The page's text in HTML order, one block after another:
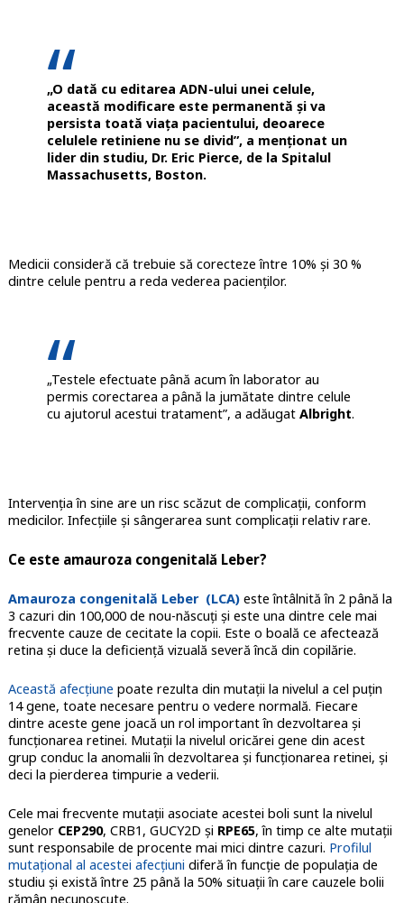
„O dată cu editarea ADN-ului unei celule,
această modificare este permanentă și va
persista toată viața pacientului, deoarece
celulele retiniene nu se divid”, a menționat un
lider din studiu, Dr. Eric Pierce, de la Spitalul
Massachusetts, Boston.
Medicii consideră că trebuie să corecteze între 10% și 30 %
dintre celule pentru a reda vederea pacienților.
„Testele efectuate până acum în laborator au
permis corectarea a până la jumătate dintre celule
cu ajutorul acestui tratament”, a adăugat Albright.
Intervenția în sine are un risc scăzut de complicații, conform
medicilor. Infecțiile și sângerarea sunt complicații relativ rare.
Ce este amauroza congenitală Leber?
Amauroza congenitală Leber (LCA) este întâlnită în 2 până la
3 cazuri din 100,000 de nou-născuți și este una dintre cele mai
frecvente cauze de cecitate la copii. Este o boală ce afectează
retina și duce la deficiență vizuală severă încă din copilărie.
Această afecțiune poate rezulta din mutații la nivelul a cel puțin
14 gene, toate necesare pentru o vedere normală. Fiecare
dintre aceste gene joacă un rol important în dezvoltarea și
funcționarea retinei. Mutații la nivelul oricărei gene din acest
grup conduc la anomalii în dezvoltarea și funcționarea retinei, și
deci la pierderea timpurie a vederii.
Cele mai frecvente mutații asociate acestei boli sunt la nivelul
genelor CEP290, CRB1, GUCY2D și RPE65, în timp ce alte mutații
sunt responsabile de procente mai mici dintre cazuri. Profilul
mutațional al acestei afecțiuni diferă în funcție de populația de
studiu și există între 25 până la 50% situații în care cauzele bolii
rămân necunoscute.